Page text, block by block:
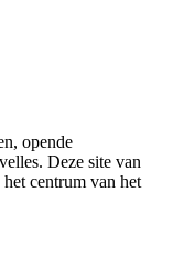
opende
Deze site van
centrum van het